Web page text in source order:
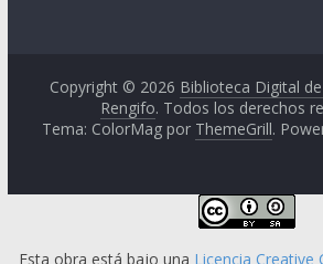
Copyright © 2026 Biblioteca Digital
Rengifo. Todos los derechos
Tema: ColorMag por ThemeGrill.
Esta obra está bajo una Licencia